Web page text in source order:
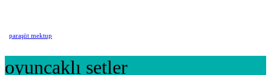
paraşüt mektup
oyuncaklı setler